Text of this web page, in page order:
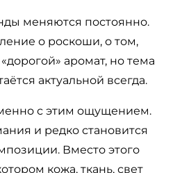
меняются постоянно.
о роскоши, о том,
аромат, но тема
актуальной всегда.
с этим ощущением.
и редко становится
Вместо этого
кожа, ткань, свет